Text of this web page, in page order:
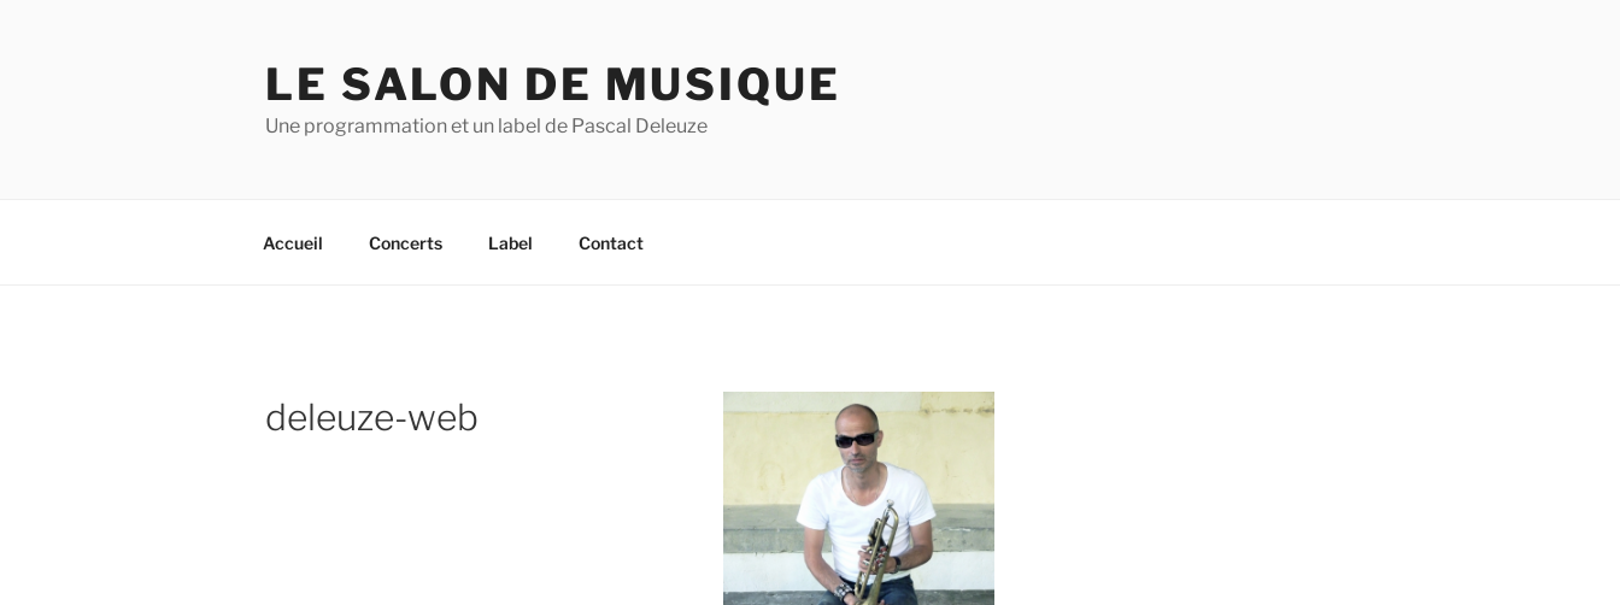
LE SALON DE MUSIQUE
Une programmation et un label de Pascal Deleuze
Accueil Concerts Label Contact
deleuze-web